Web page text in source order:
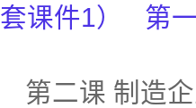
套课件1） 第
第二课 制造